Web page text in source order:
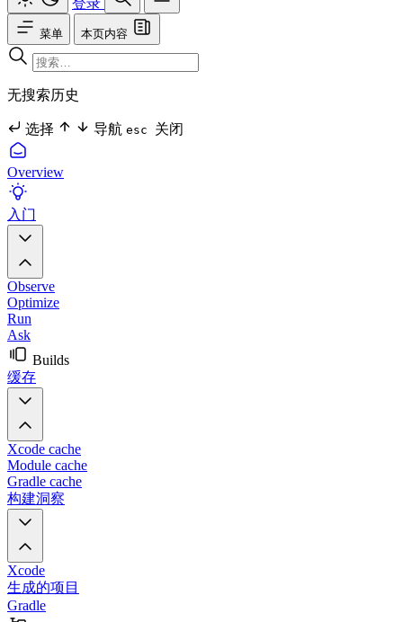
登录
菜单 本页内容
无搜索历史
选择 导航 esc 关闭
Overview
入门
Observe
Optimize
Run
Ask
Builds
缓存
Xcode cache
Module cache
Gradle cache
构建洞察
Xcode
生成的项目
Gradle